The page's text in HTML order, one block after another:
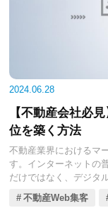
2024.06.28
【不動産会社必
位を築く方法
不動産業界におけるマ
す。インターネットの
だけではなく、デジタ
す。
今回の記事では、不動
不動産Web集客